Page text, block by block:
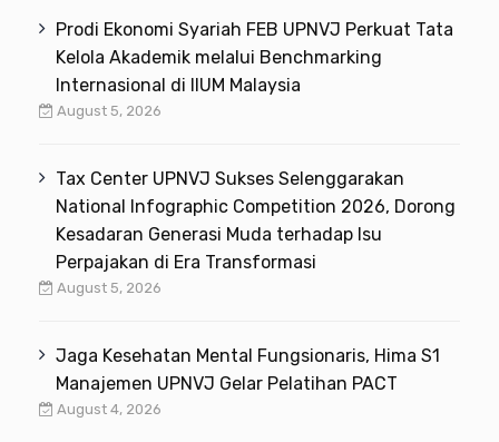
Prodi Ekonomi Syariah FEB UPNVJ Perkuat Tata
Kelola Akademik melalui Benchmarking
Internasional di IIUM Malaysia
August 5, 2026
Tax Center UPNVJ Sukses Selenggarakan
National Infographic Competition 2026, Dorong
Kesadaran Generasi Muda terhadap Isu
Perpajakan di Era Transformasi
August 5, 2026
Jaga Kesehatan Mental Fungsionaris, Hima S1
Manajemen UPNVJ Gelar Pelatihan PACT
August 4, 2026